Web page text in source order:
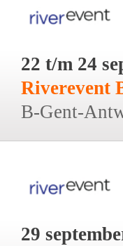
22 t/m 24
Riverevent
B-Gent-
29